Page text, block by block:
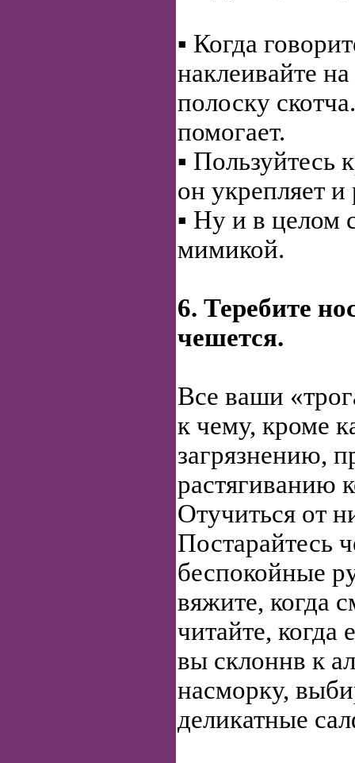
▪ Когда
наклеивайте
полоску
помогает.
▪ Пользуйтесь
он укрепляет и
▪ Ну и в целом
мимикой.
6. Теребите
чешется.
Все ваши
к чему, кроме
загрязнению,
растягиванию
Отучиться от
Постарайтесь
беспокойные
вяжите, когда
читайте, когда
вы склоннв к
насморку,
деликатные